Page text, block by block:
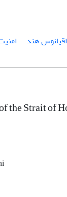
هند
the Strait of